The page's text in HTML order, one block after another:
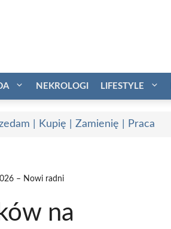
NEKROLOGI LIFESTYLE
| Kupię | Zamienię | Praca
– Nowi radni
na